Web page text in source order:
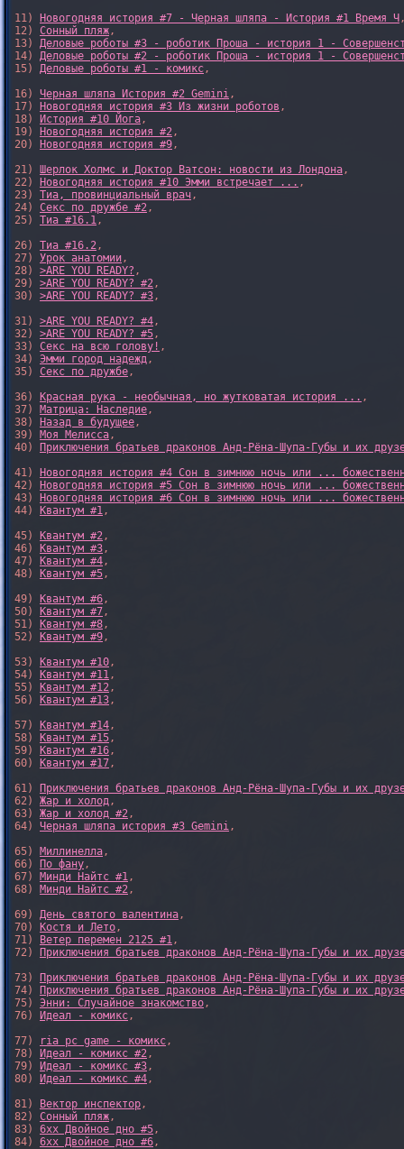
11) Новогодняя история #7 - Черная шляпа - История #1 Время Ч
12) Сонный пляж ,
13) Деловые роботы #3 - роботик Проша - история 1 -
14) Деловые роботы #2 - роботик Проша - история 1 -
15) Деловые роботы #1 - комикс ,
16) Черная шляпа История #2 Gemini ,
17) Новогодняя история #3 Из жизни роботов ,
18) История #10 Йога ,
19) Новогодняя история #2 ,
20) Новогодняя история #9 ,
21) Шерлок Холмс и Доктор Ватсон: новости из Лондона ,
22) Новогодняя история #10 Эмми встречает ... ,
23) Тиа, провинциальный врач ,
24) Секс по дружбе #2 ,
25) Тиа #16.1 ,
26) Тиа #16.2 ,
27) Урок анатомии ,
28) >ARE YOU READY? ,
29) >ARE YOU READY? #2 ,
30) >ARE YOU READY? #3 ,
31) >ARE YOU READY? #4 ,
32) >ARE YOU READY? #5 ,
33) Секс на всю голову! ,
34) Эмми город надежд ,
35) Секс по дружбе ,
36) Красная рука - необычная, но жутковатая история ... ,
37) Матрица: Наследие ,
38) Назад в будущее ,
39) Моя Мелисса ,
40) Приключения братьев драконов Анд-Рёна-Шупа-Губы и их
41) Новогодняя история #4 Сон в зимнюю ночь или ...
42) Новогодняя история #5 Сон в зимнюю ночь или ...
43) Новогодняя история #6 Сон в зимнюю ночь или ...
44) Квантум #1 ,
45) Квантум #2 ,
46) Квантум #3 ,
47) Квантум #4 ,
48) Квантум #5 ,
49) Квантум #6 ,
50) Квантум #7 ,
51) Квантум #8 ,
52) Квантум #9 ,
53) Квантум #10 ,
54) Квантум #11 ,
55) Квантум #12 ,
56) Квантум #13 ,
57) Квантум #14 ,
58) Квантум #15 ,
59) Квантум #16 ,
60) Квантум #17 ,
61) Приключения братьев драконов Анд-Рёна-Шупа-Губы и их
62) Жар и холод ,
63) Жар и холод #2 ,
64) Черная шляпа история #3 Gemini ,
65) Миллинелла ,
66) По фану ,
67) Минди Найтс #1 ,
68) Минди Найтс #2 ,
69) День святого валентина ,
70) Костя и Лето ,
71) Ветер перемен 2125 #1 ,
72) Приключения братьев драконов Анд-Рёна-Шупа-Губы и их
73) Приключения братьев драконов Анд-Рёна-Шупа-Губы и их
74) Приключения братьев драконов Анд-Рёна-Шупа-Губы и их
75) Энни: Случайное знакомство ,
76) Идеал - комикс ,
77)
ria pc game - комикс ,
78) Идеал - комикс #2 ,
79) Идеал - комикс #3 ,
80) Идеал - комикс #4 ,
81) Вектор инспектор ,
82) Сонный пляж ,
83) 6xx Двойное дно #5 ,
84) 6xx Двойное дно #6 ,